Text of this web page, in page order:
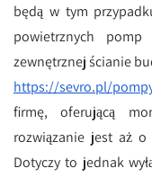
będą w tym
powietrznych
zewnętrznej ścianie
https://sevro.pl/
firmę, oferującą
rozwiązanie jest aż
Dotyczy to jednak